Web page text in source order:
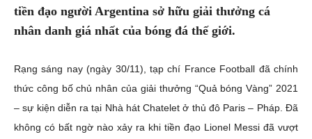
tiền đạo người Argentina sở hữu giải thưởng cá
nhân danh giá nhất của bóng đá thế giới.
Rạng sáng nay (ngày 30/11), tạp chí France Football đã chính
thức công bố chủ nhân của giải thưởng “Quả bóng Vàng” 2021
– sự kiện diễn ra tại Nhà hát Chatelet ở thủ đô Paris – Pháp. Đã
không có bất ngờ nào xảy ra khi tiền đạo Lionel Messi đã vượt